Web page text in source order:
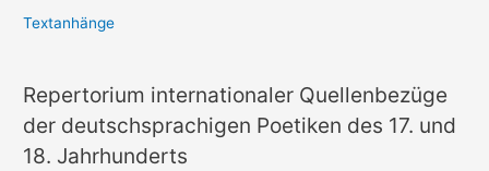
Textanhänge
Repertorium internationaler Quellenbezüge
der deutschsprachigen Poetiken des 17. und
18. Jahrhunderts